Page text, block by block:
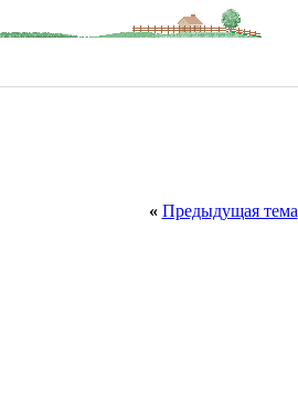
« Предыдущая тема